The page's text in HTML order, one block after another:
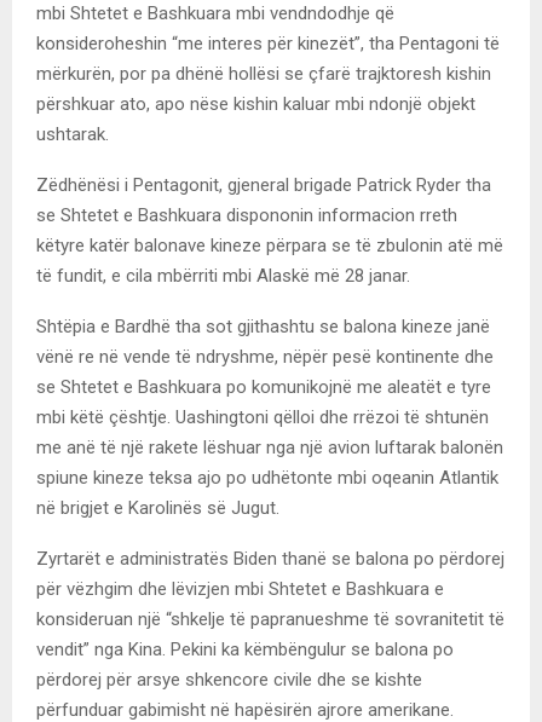
mbi Shtetet e Bashkuara mbi vendndodhje që
konsideroheshin “me interes për kinezët”, tha Pentagoni të
mërkurën, por pa dhënë hollësi se çfarë trajktoresh kishin
përshkuar ato, apo nëse kishin kaluar mbi ndonjë objekt
ushtarak.
Zëdhënësi i Pentagonit, gjeneral brigade Patrick Ryder tha
se Shtetet e Bashkuara dispononin informacion rreth
këtyre katër balonave kineze përpara se të zbulonin atë më
të fundit, e cila mbërriti mbi Alaskë më 28 janar.
Shtëpia e Bardhë tha sot gjithashtu se balona kineze janë
vënë re në vende të ndryshme, nëpër pesë kontinente dhe
se Shtetet e Bashkuara po komunikojnë me aleatët e tyre
mbi këtë çështje. Uashingtoni qëlloi dhe rrëzoi të shtunën
me anë të një rakete lëshuar nga një avion luftarak balonën
spiune kineze teksa ajo po udhëtonte mbi oqeanin Atlantik
në brigjet e Karolinës së Jugut.
Zyrtarët e administratës Biden thanë se balona po përdorej
për vëzhgim dhe lëvizjen mbi Shtetet e Bashkuara e
konsideruan një “shkelje të papranueshme të sovranitetit të
vendit” nga Kina. Pekini ka këmbëngulur se balona po
përdorej për arsye shkencore civile dhe se kishte
përfunduar gabimisht në hapësirën ajrore amerikane.